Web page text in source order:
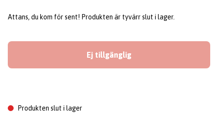
Attans, du kom för sent! Produkten är tyvärr slut i lager.
Ej tillgänglig
Produkten slut i lager